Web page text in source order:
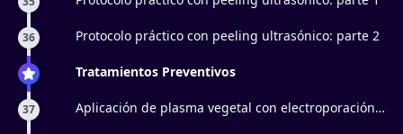
36 Protocolo práctico con peeling ultrasónico: parte 2
Tratamientos Preventivos
37
Aplicación de plasma vegetal con electroporación: